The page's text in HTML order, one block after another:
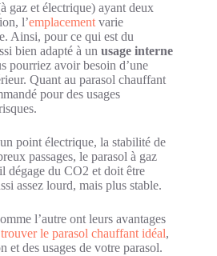
gaz et électrique) ayant deux
l’emplacement varie
Ainsi, pour ce qui est du
bien adapté à un usage interne
pourriez avoir besoin d’une
Quant au parasol chauffant
pour des usages
point électrique, la stabilité de
passages, le parasol à gaz
dégage du CO2 et doit être
assez lourd, mais plus stable.
l’autre ont leurs avantages
le parasol chauffant idéal,
et des usages de votre parasol.